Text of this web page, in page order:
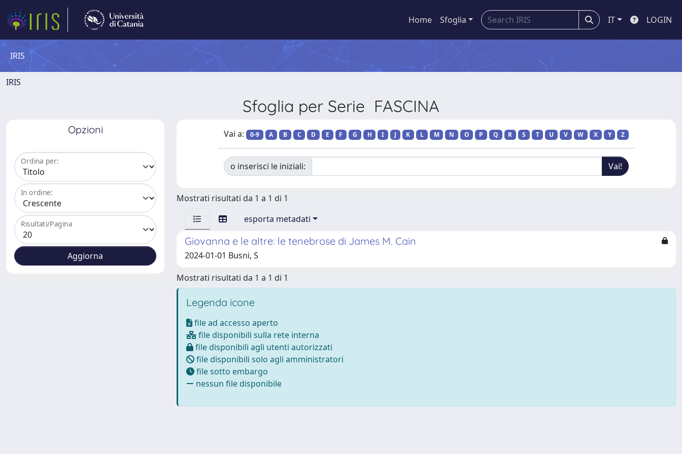
Home Sfoglia IT LOGIN
IRIS
IRIS
Sfoglia per Serie FASCINA
Opzioni
Ordina per:
In ordine:
Risultati/Pagina
Vai a: 0-9 A B C D E F G H I J K L M N O P Q R S T U V W X Y Z
o inserisci le iniziali:
Mostrati risultati da 1 a 1 di 1
esporta metadati
Giovanna e le altre: le tenebrose di James M. Cain
2024-01-01 Busni, S
Mostrati risultati da 1 a 1 di 1
Legenda icone
file ad accesso aperto
file disponibili sulla rete interna
file disponibili agli utenti autorizzati
file disponibili solo agli amministratori
file sotto embargo
nessun file disponibile